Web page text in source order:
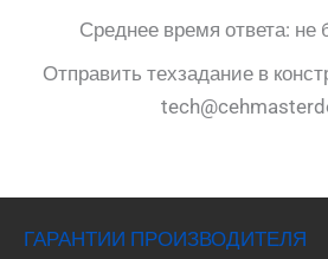
Среднее время ответа: не
Отправить техзадание в
ГАРАНТИИ ПРОИЗВОДИТЕЛЯ